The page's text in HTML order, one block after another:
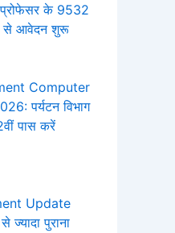
के 9532
से आवेदन शुरू
Computer
पर्यटन विभाग
पास करें
Update
पुराना